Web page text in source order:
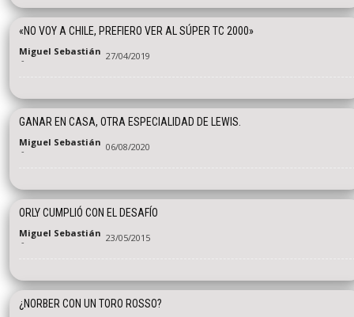
«NO VOY A CHILE, PREFIERO VER AL SÚPER TC 2000»
Miguel Sebastián
- 27/04/2019
GANAR EN CASA, OTRA ESPECIALIDAD DE LEWIS.
Miguel Sebastián
- 06/08/2020
ORLY CUMPLIÓ CON EL DESAFÍO
Miguel Sebastián
- 23/05/2015
¿NORBER CON UN TORO ROSSO?